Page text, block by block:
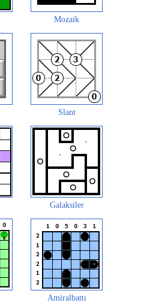
Mozaik
Slant
Galaksiler
Amiralbattı